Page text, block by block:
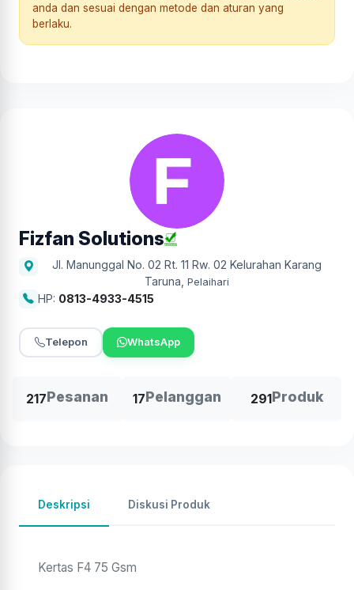
anda dan sesuai dengan metode dan aturan yang
berlaku.
Fizfan Solutions
Jl. Manunggal No. 02 Rt. 11 Rw. 02 Kelurahan Karang
Taruna Pelaihari
HP: 0813-4933-4515
Telepon WhatsApp
217Pesanan 17Pelanggan 291Produk
Deskripsi Diskusi Produk
Kertas F4 75 Gsm